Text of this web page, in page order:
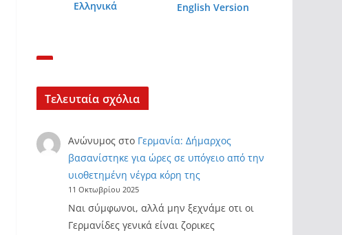
Ελληνικά English Version
Τελευταία σχόλια
Ανώνυμοςστο Γερμανία: Δήμαρχος
βασανίστηκε για ώρες σε υπόγειο από την
υιοθετημένη νέγρα κόρη της
11 Οκτωβρίου 2025
Ναι σύμφωνοι, αλλά μην ξεχνάμε οτι οι
Γερμανίδες γενικά είναι ζορικες